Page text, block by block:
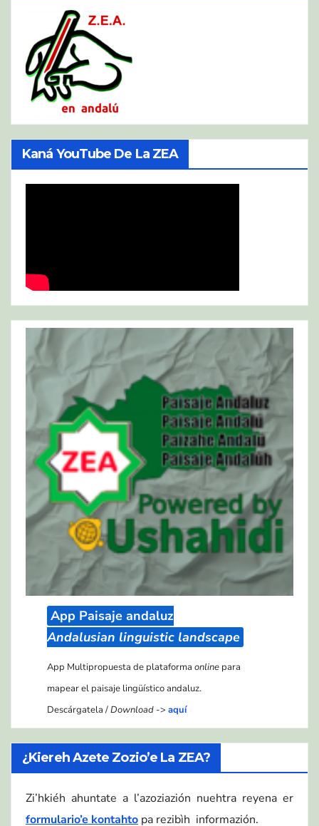
Kaná YouTube De La ZEA
App Paisaje andaluz
Andalusian linguistic landscape
App Multipropuesta de plataformaonline para
mapear el paisaje lingüístico andaluz.
Descárgatela /Download ->aquí
¿Kiereh Azete Zozio’e La ZEA?
Zi’hkiéh ahuntate a l’azoziazión nuehtra reyena er
formulario’e kontahto pa rezibìh informazión.